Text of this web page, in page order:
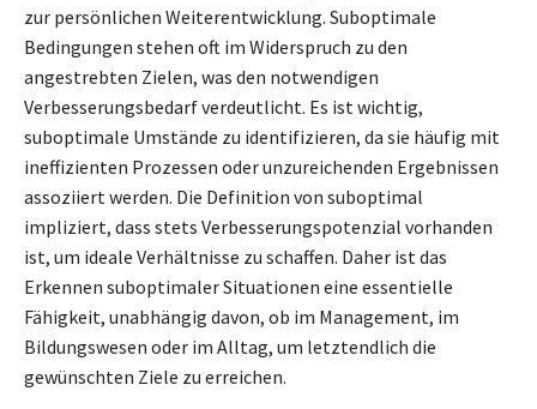
zur persönlichen Weiterentwicklung. Suboptimale
Bedingungen stehen oft im Widerspruch zu den
angestrebten Zielen, was den notwendigen
Verbesserungsbedarf verdeutlicht. Es ist wichtig,
suboptimale Umstände zu identifizieren, da sie häufig mit
ineffizienten Prozessen oder unzureichenden Ergebnissen
assoziiert werden. Die Definition von suboptimal
impliziert, dass stets Verbesserungspotenzial vorhanden
ist, um ideale Verhältnisse zu schaffen. Daher ist das
Erkennen suboptimaler Situationen eine essentielle
Fähigkeit, unabhängig davon, ob im Management, im
Bildungswesen oder im Alltag, um letztendlich die
gewünschten Ziele zu erreichen.